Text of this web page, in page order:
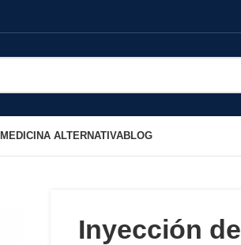
MEDICINA ALTERNATIVABLOG
Inyección de